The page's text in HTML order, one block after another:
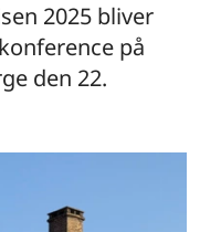
2025 bliver
på
den 22.